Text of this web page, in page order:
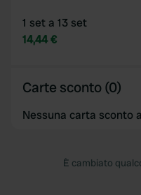
1 set a 13 set
14,44 €
Carte sconto (0)
Nessuna carta sconto
È cambiato